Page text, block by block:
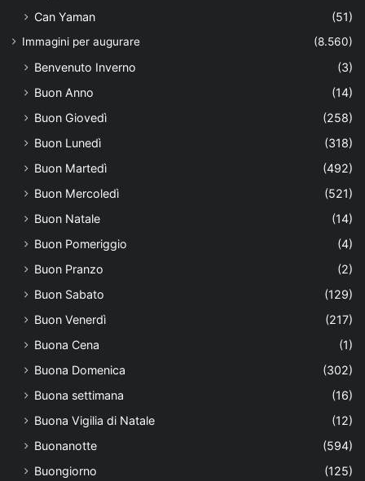
Can Yaman (51)
Immagini per augurare (8.560)
Benvenuto Inverno
(3)
Buon Anno
(14)
Buon Giovedì
(258)
Buon Lunedì
(318)
Buon Martedì
(492)
Buon Mercoledì
(521)
Buon Natale
(14)
Buon Pomeriggio
(4)
Buon Pranzo
(2)
Buon Sabato
(129)
Buon Venerdì
(217)
Buona Cena
(1)
Buona Domenica
(302)
Buona settimana
(16)
Buona Vigilia di Natale
(12)
Buonanotte
(594)
Buongiorno
(125)